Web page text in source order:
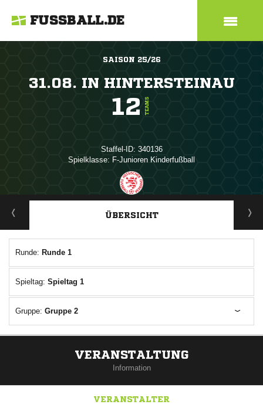
FUSSBALL.DE
SAISON 25/26
31.08. IN HINTERSTEINAU
12 TEAMS
Staffel-ID: 340136
Spielklasse: F-Junioren Kinderfußball
ANZEIGE
ÜBERSICHT
Runde: Runde 1
Spieltag: Spieltag 1
Gruppe: Gruppe 2
VERANSTALTUNG
Information
VERANSTALTER